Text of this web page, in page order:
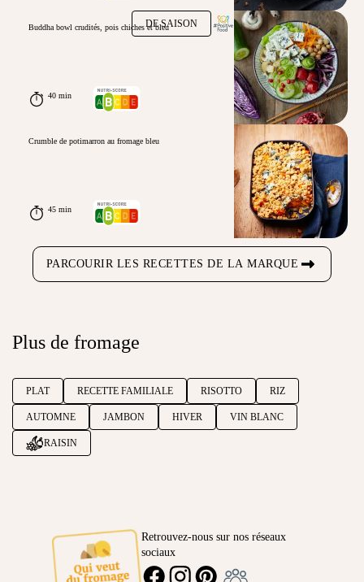
DE SAISON
Buddha bowl crudités, pois chiches et bleu
40 min
Crumble de potimarron au fromage bleu
45 min
PARCOURIR LES RECETTES DE LA MARQUE
Plus de fromage
PLAT RECETTE FAMILIALE RISOTTO RIZ
AUTOMNE JAMBON HIVER VIN BLANC
RAISIN
Retrouvez-nous sur nos réseaux
sociaux
FACEBOOKINSTAGRAMPINTEREST